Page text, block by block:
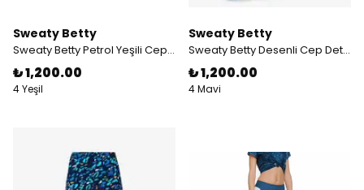
Sweaty Betty
Sweaty Betty Petrol Yeşili Cep ve File Detaylı Spor Taytı
₺ 1,200.00
4 Yeşil
Sweaty Betty
Sweaty Betty Desenli Cep Detaylı Spor Taytı
₺ 1,200.00
4 Mavi